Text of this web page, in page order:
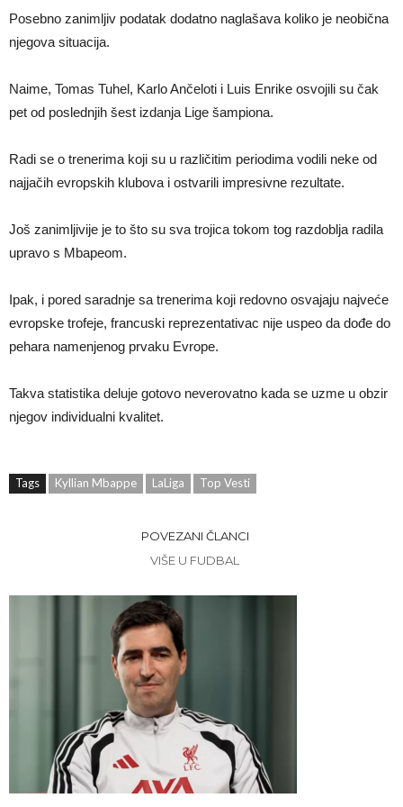
Posebno zanimljiv podatak dodatno naglašava koliko je neobična
njegova situacija.
Naime, Tomas Tuhel, Karlo Ančeloti i Luis Enrike osvojili su čak
pet od poslednjih šest izdanja Lige šampiona.
Radi se o trenerima koji su u različitim periodima vodili neke od
najjačih evropskih klubova i ostvarili impresivne rezultate.
Još zanimljivije je to što su sva trojica tokom tog razdoblja radila
upravo s Mbapeom.
Ipak, i pored saradnje sa trenerima koji redovno osvajaju najveće
evropske trofeje, francuski reprezentativac nije uspeo da dođe do
pehara namenjenog prvaku Evrope.
Takva statistika deluje gotovo neverovatno kada se uzme u obzir
njegov individualni kvalitet.
Tags Kyllian Mbappe LaLiga Top Vesti
POVEZANI ČLANCI
VIŠE U FUDBAL